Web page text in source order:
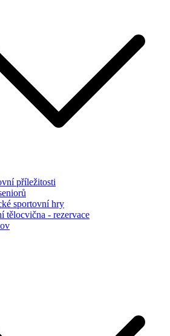
příležitosti
sportovní hry
tělocvična - rezervace